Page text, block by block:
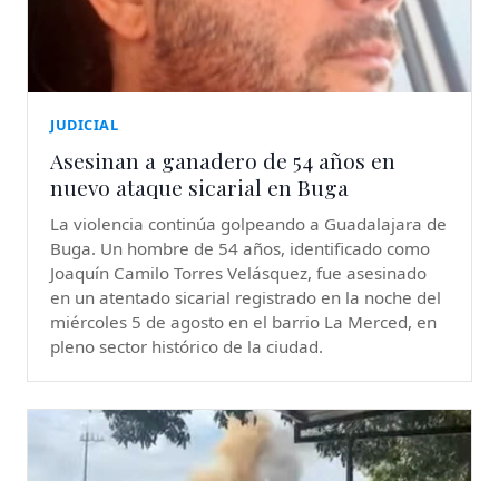
JUDICIAL
Asesinan a ganadero de 54 años en
nuevo ataque sicarial en Buga
La violencia continúa golpeando a Guadalajara de
Buga. Un hombre de 54 años, identificado como
Joaquín Camilo Torres Velásquez, fue asesinado
en un atentado sicarial registrado en la noche del
miércoles 5 de agosto en el barrio La Merced, en
pleno sector histórico de la ciudad.